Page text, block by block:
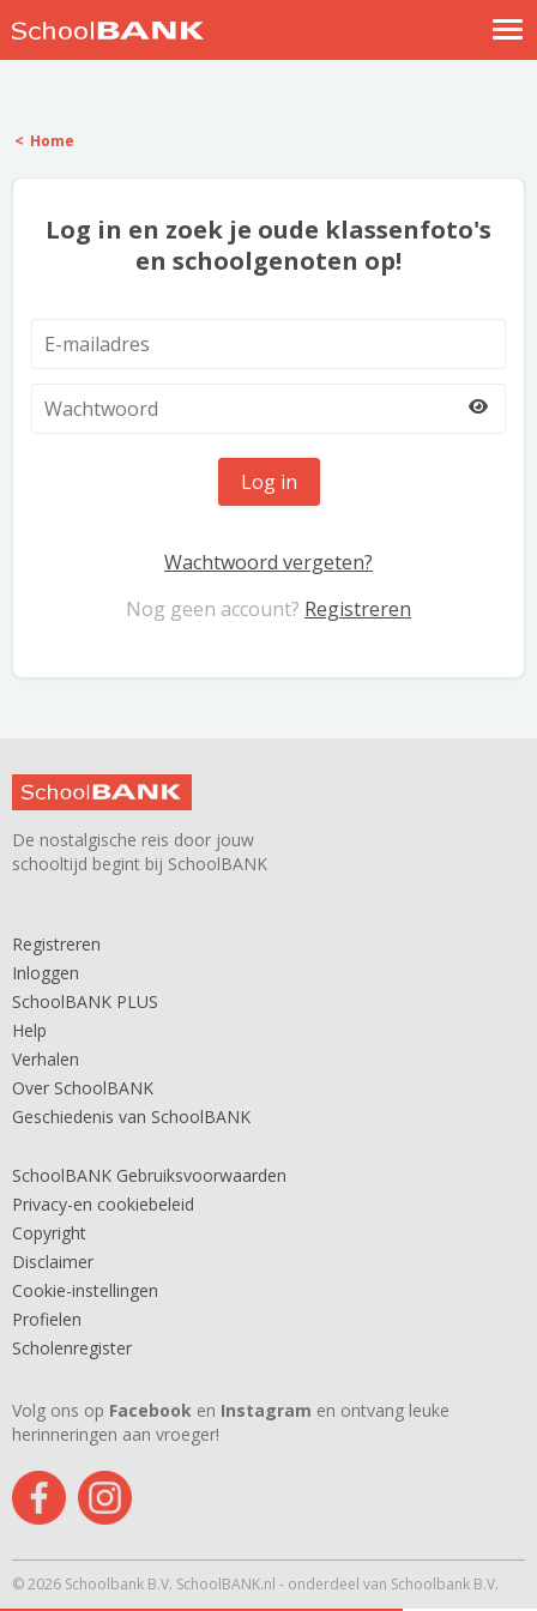
Help
Home
Log in en zoek je oude klassenfoto's
en schoolgenoten op!
Log in
Wachtwoord vergeten?
Nog geen account? Registreren
De nostalgische reis door jouw
schooltijd begint bij SchoolBANK
Registreren
Inloggen
SchoolBANK PLUS
Help
Verhalen
Over SchoolBANK
Geschiedenis van SchoolBANK
SchoolBANK Gebruiksvoorwaarden
Privacy-en cookiebeleid
Copyright
Disclaimer
Cookie-instellingen
Profielen
Scholenregister
Volg ons op Facebook en Instagram en ontvang leuke
herinneringen aan vroeger!
© 2026 Schoolbank B.V. SchoolBANK.nl - onderdeel van Schoolbank B.V.